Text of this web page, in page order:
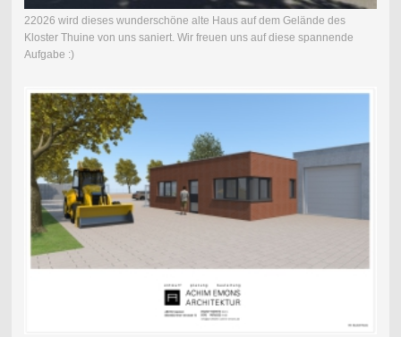
22026 wird dieses wunderschöne alte Haus auf dem Gelände des
Kloster Thuine von uns saniert. Wir freuen uns auf diese spannende
Aufgabe :)